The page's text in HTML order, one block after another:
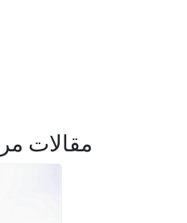
مقالات